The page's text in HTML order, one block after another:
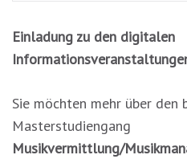
Einladung zu den digitalen
Sie möchten mehr über den
Masterstudiengang
Musikvermittlung/